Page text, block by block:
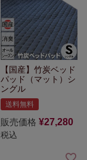
【国産】竹炭ベッド
パッド（マット）シ
ングル
送料無料
販売価格 ¥27,280
税込